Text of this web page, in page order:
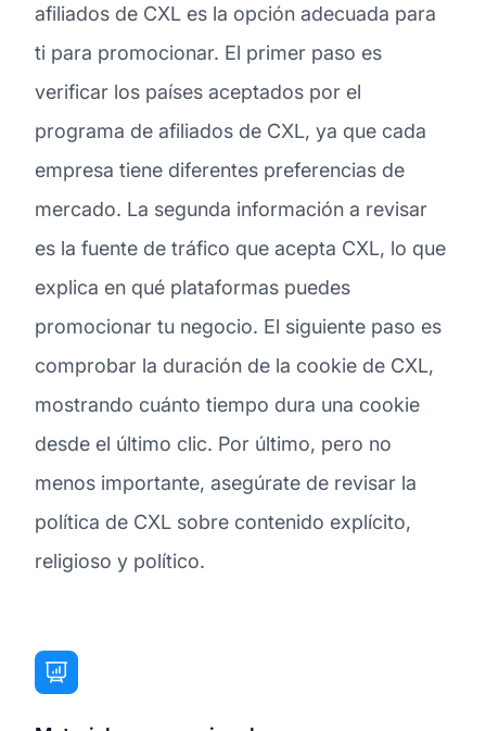
afiliados de CXL es la opción adecuada para
ti para promocionar. El primer paso es
verificar los países aceptados por el
programa de afiliados de CXL, ya que cada
empresa tiene diferentes preferencias de
mercado. La segunda información a revisar
es la fuente de tráfico que acepta CXL, lo que
explica en qué plataformas puedes
promocionar tu negocio. El siguiente paso es
comprobar la duración de la cookie de CXL,
mostrando cuánto tiempo dura una cookie
desde el último clic. Por último, pero no
menos importante, asegúrate de revisar la
política de CXL sobre contenido explícito,
religioso y político.